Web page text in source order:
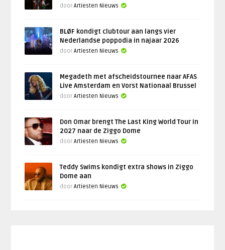
doorArtiesten Nieuws
BLØF kondigt clubtour aan langs vier
Nederlandse poppodia in najaar 2026
doorArtiesten Nieuws
Megadeth met afscheidstournee naar AFAS
Live Amsterdam en Vorst Nationaal Brussel
doorArtiesten Nieuws
Don Omar brengt The Last King World Tour in
2027 naar de Ziggo Dome
doorArtiesten Nieuws
Teddy Swims kondigt extra shows in Ziggo
Dome aan
doorArtiesten Nieuws